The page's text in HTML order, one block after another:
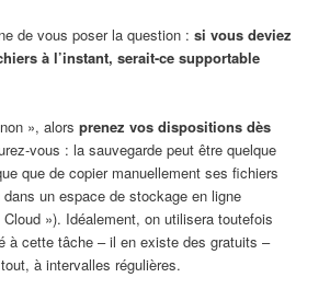
de vous poser la question :si vous deviez
à l’instant, serait-ce supportable
», alorsprenez vos dispositions dès
vous : la sauvegarde peut être quelque
que de copier manuellement ses fichiers
un espace de stockage en ligne
»). Idéalement, on utilisera toutefois
à cette tâche – il en existe des gratuits –
à intervalles régulières.